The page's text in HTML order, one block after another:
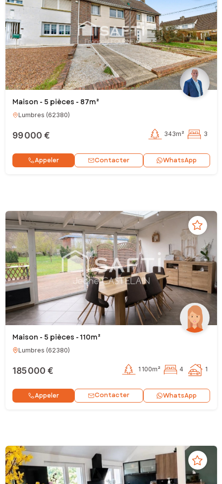
Maison - 5 pièces - 87m²
Lumbres (62380)
99 000 € 343m² 3
Appeler Contacter WhatsApp
Maison - 5 pièces - 110m²
Lumbres (62380)
185 000 € 1 100m² 4 1
Appeler Contacter WhatsApp